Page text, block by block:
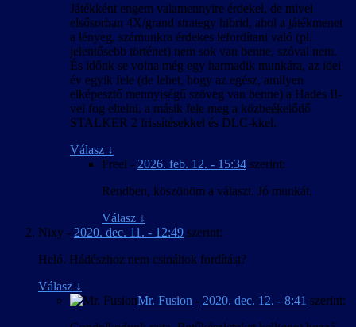
Játékként engem valamennyire érdekel, de mivel
elsősorban 4X/grand strategy hibrid, ahol a játékmenet
a lényeg, számunkra érdekes lefordítani való (pl.
jelentősebb történet) nem sok van benne, szóval nem.
És időnk se volna még egy harmadik munkára, az idei
év egyik fele (de lehet, hogy az egész, amilyen
elképesztő mennyiségű szöveg van benne) a Hades II-
vel fog eltelni, a másik fele meg a közbeékelődő
STALKER 2 frissítésekkel és DLC-kkel.
Válasz ↓
Freel - 2026. feb. 12. - 15:34 szerint:
Rendben, köszönöm a választ. Jó munkát.
Válasz ↓
Nixy - 2020. dec. 11. - 12:49 szerint:
Heló. Hádészhoz nem csináltok fordítást?
Válasz ↓
Mr. Fusion - 2020. dec. 12. - 8:41 szerint: